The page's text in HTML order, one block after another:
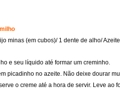
minas (em cubos)/ 1 dente de alho/
e seu líquido até formar um creminho.
picadinho no azeite. Não deixe dourar
o creme até a hora de servir. Leve ao